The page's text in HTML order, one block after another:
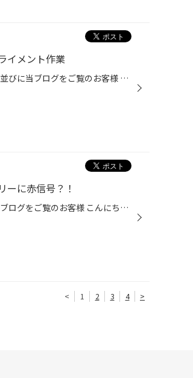
イメント作業
三重県 鈴鹿市 亀山市 四日市市 津市 にお住まいの皆様 並びに当ブログをご覧のお客様 こんにちは！ 中央道路沿いにあります 【タイヤ館スズカ】です！ 本日は 【 トヨタ ヤリス 】 タイヤ 【 POTENZA Adrenalin RE004 】 ホイール 【 WedsSport SA-25R WBC 】 アライメント調整 作業のご紹介です！...
ーに赤信号？！
三重県 鈴鹿 亀山 四日市 津 にお住まいの皆様 並びに当ブログをご覧のお客様 こんにちは！ 中央道路沿いにあります 【タイヤ館スズカ】です！ 最後にお車のバッテリーを交換されたのは いつか覚えていらっしゃいますでしょうか？ 「1年以内に交換したよ！」って方！ まだ大丈夫です(*'▽')笑 「2～3...
< 1 2 3 4 >